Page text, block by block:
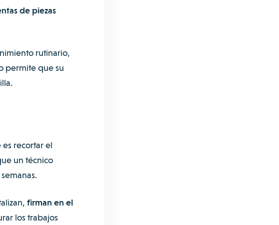
de piezas
rutinario,
permite que su
recortar el
un técnico
firman en el
los trabajos